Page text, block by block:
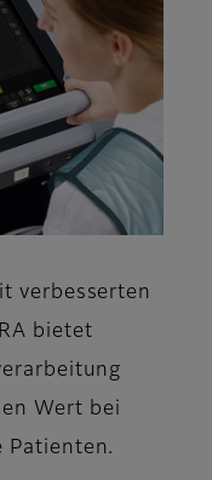
verbesserten
bietet
Wert bei
Patienten.